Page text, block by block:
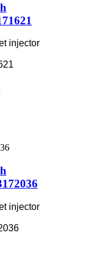
injector
injector